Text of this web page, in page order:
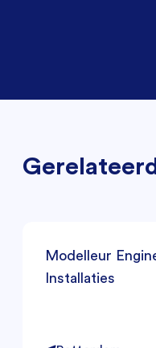
Modelleur
Installaties